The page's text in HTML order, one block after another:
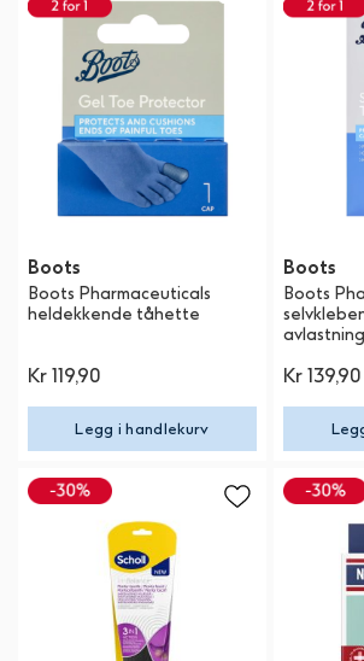
Boots
Boots Pharmaceuticals
heldekkende tåhette
Kr 119,90
Legg i handlekurv
Boots
Boots
Kr 139,90